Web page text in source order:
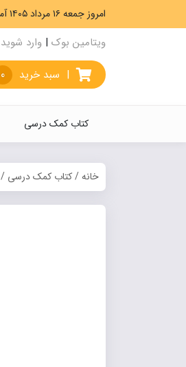
امروز جمعه ۱۶ مرداد ۱۴۰۵ آماده انجام سفارشات شما عزیزان هستیم. ارسال رایگان سفارشات بیشتر از 5،000،000 تومان.
ویتامین بوک | وارد شوید
| سبد خرید 0
کتاب کمک درسی
خانه/کتاب کمک درسی /